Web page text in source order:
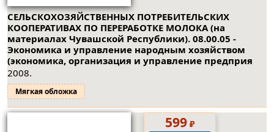
СЕЛЬСКОХОЗЯЙСТВЕННЫХ ПОТРЕБИТЕЛЬСКИХ
КООПЕРАТИВАХ ПО ПЕРЕРАБОТКЕ МОЛОКА (на
материалах Чувашской Республики). 08.00.05 -
Экономика и управление народным хозяйством
(экономика, организация и управление предприя
2008.
Мягкая обложка
599₽